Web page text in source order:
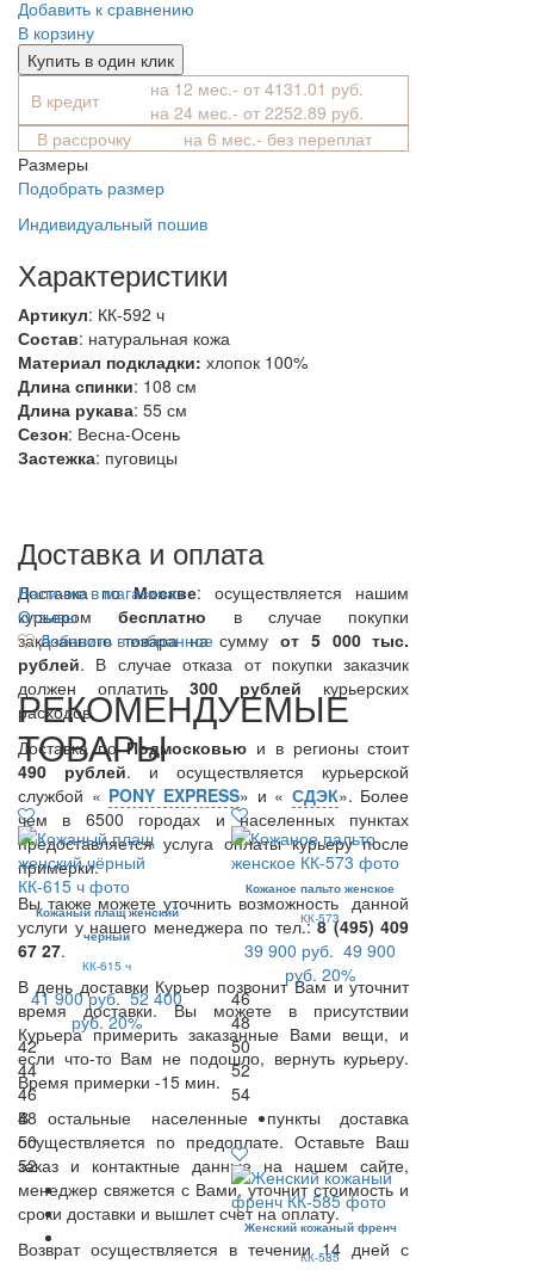
Добавить к сравнению
В корзину
Купить в один клик
В кредит
на 12 мес.- от 4131.01 руб.
на 24 мес.- от 2252.89 руб.
В рассрочку
на 6 мес.- без переплат
Размеры
Подобрать размер
Индивидуальный пошив
Характеристики
Артикул: КК-592 ч
Состав: натуральная кожа
Материал подкладки: хлопок 100%
Длина спинки: 108 см
Длина рукава: 55 см
Сезон: Весна-Осень
Застежка: пуговицы
Доставка и оплата
Доставка поМоскве: осуществляется нашим
курьеромбесплатно в случае покупки
заказанного товара на суммуот 5 000 тыс.
рублей. В случае отказа от покупки заказчик
должен оплатить300 рублей курьерских
расходов.
Доставка поПодмосковью и в регионы стоит
490 рублей. и осуществляется курьерской
службой « PONY EXPRESS» и « СДЭК». Более
чем в 6500 городах и населенных пунктах
предоставляется услуга оплаты курьеру после
примерки.
Вы также можете уточнить возможность данной
услуги у нашего менеджера по тел.:8 (495) 409
67 27.
В день доставки Курьер позвонит Вам и уточнит
время доставки. Вы можете в присутствии
Курьера примерить заказанные Вами вещи, и
если что-то Вам не подошло, вернуть курьеру.
Время примерки -15 мин.
В остальные населенные пункты доставка
осуществляется по предоплате. Оставьте Ваш
заказ и контактные данные на нашем сайте,
менеджер свяжется с Вами, уточнит стоимость и
сроки доставки и вышлет счет на оплату.
Возврат осуществляется в течении 14 дней с
Наличие в магазинах
Отзывы
Добавить в избранное
РЕКОМЕНДУЕМЫЕ
ТОВАРЫ
Кожаный плащ женский
чёрный
КК-615 ч
41 900 руб. 52 400
руб. 20%
42
44
46
48
50
52
Кожаное пальто женское
КК-573
39 900 руб. 49 900
руб. 20%
46
48
50
52
54
Женский кожаный френч
КК-585